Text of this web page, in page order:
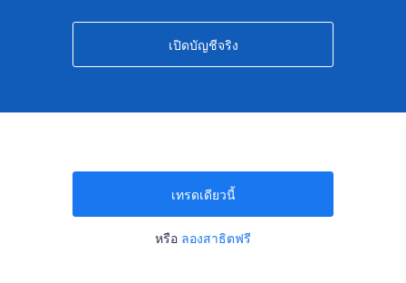
เปิดบัญชีจริง
เทรดเดียวนี้
หรือ ลองสาธิตฟรี